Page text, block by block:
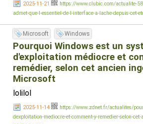
2025-11-21
https://www.clubic.com/actualite-
admet-que-l-essentiel-de-l-interface-a-lache-depuis-cet-
Microsoft Windows
Pourquoi Windows est un
d'exploitation médiocre et
remédier, selon cet ancien
Microsoft
lolilol
2025-11-14
https://www.zdnet.fr/actualites/
dexploitation-mediocre-et-comment-y-remedier-selon-